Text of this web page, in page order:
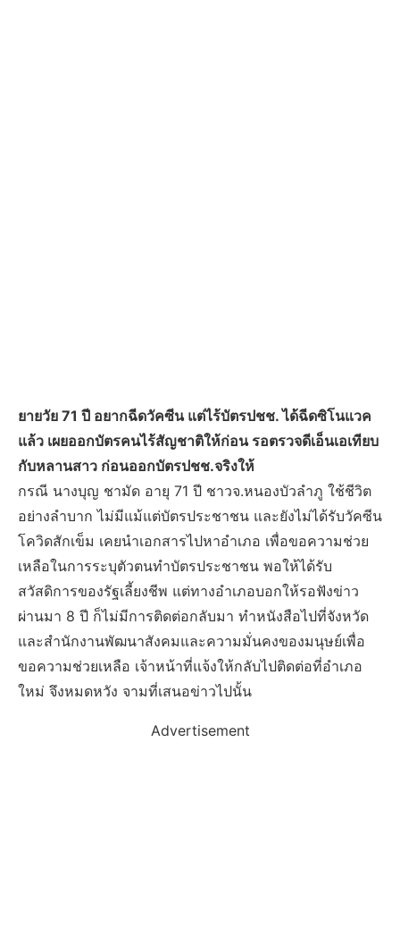
ยายวัย 71 ปี อยากฉีดวัคซีน แต่ไร้บัตรปชช. ได้ฉีดซิโนแวค
แล้ว เผยออกบัตรคนไร้สัญชาติให้ก่อน รอตรวจดีเอ็นเอเทียบ
กับหลานสาว ก่อนออกบัตรปชช.จริงให้
กรณี นางบุญ ชามัด อายุ 71 ปี ชาวจ.หนองบัวลำภู ใช้ชีวิต
อย่างลำบาก ไม่มีแม้แต่บัตรประชาชน และยังไม่ได้รับวัคซีน
โควิดสักเข็ม เคยนำเอกสารไปหาอำเภอ เพื่อขอความช่วย
เหลือในการระบุตัวตนทำบัตรประชาชน พอให้ได้รับ
สวัสดิการของรัฐเลี้ยงชีพ แต่ทางอำเภอบอกให้รอฟังข่าว
ผ่านมา 8 ปี ก็ไม่มีการติดต่อกลับมา ทำหนังสือไปที่จังหวัด
และสำนักงานพัฒนาสังคมและความมั่นคงของมนุษย์เพื่อ
ขอความช่วยเหลือ เจ้าหน้าที่แจ้งให้กลับไปติดต่อที่อำเภอ
ใหม่ จึงหมดหวัง จามที่เสนอข่าวไปนั้น
Advertisement